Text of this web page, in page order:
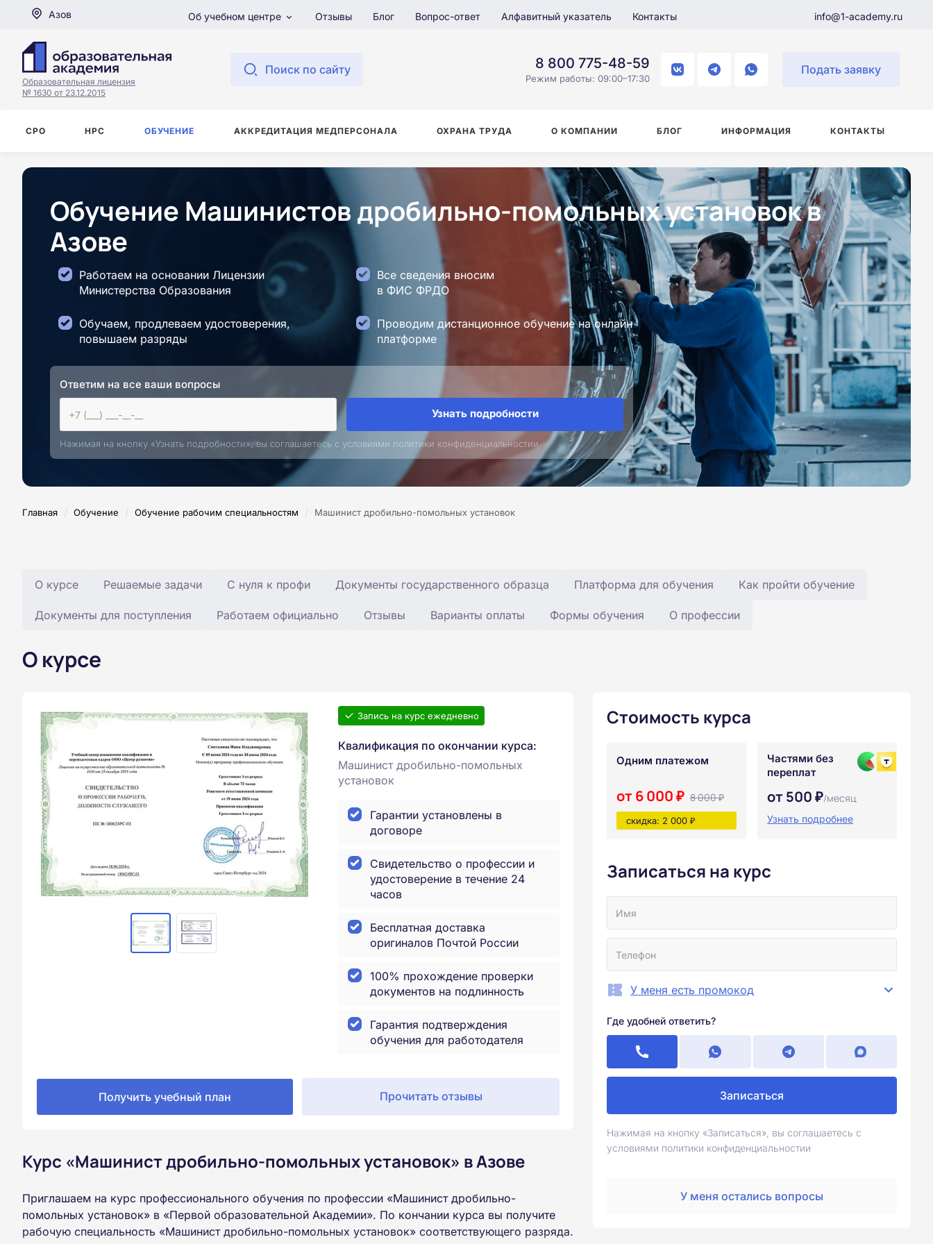
Азов Об учебном центре Отзывы Блог Вопрос-ответ Алфавитный указатель Контакты info@1-academy.ru
Образовательная лицензия
№ 1630 от 23.12.2015
Поиск по сайту 8 800 775-48-59
Режим работы: 09:00–17:30
Подать заявку
СРО НРС ОБУЧЕНИЕ АККРЕДИТАЦИЯ МЕДПЕРСОНАЛА ОХРАНА ТРУДА О КОМПАНИИ БЛОГ ИНФОРМАЦИЯ КОНТАКТЫ
Обучение Машинистов дробильно-помольных установок в
Азове
Работаем на основании Лицензии
Министерства Образования
Все сведения вносим
в ФИС ФРДО
Обучаем, продлеваем удостоверения,
повышаем разряды
Проводим дистанционное обучение на онлайн
платформе
Ответим на все ваши вопросы
Узнать подробности
Нажимая на кнопку «Узнать подробности», вы соглашаетесь с условиями политики конфиденциальностии
Главная / Обучение / Обучение рабочим специальностям / Машинист дробильно-помольных установок
О курсе Решаемые задачи С нуля к профи Документы государственного образца Платформа для обучения Как пройти обучение
Документы для поступления Работаем официально Отзывы Варианты оплаты Формы обучения О профессии
О курсе
Запись на курс ежедневно
Квалификация по окончании курса:
Машинист дробильно-помольных
установок
Гарантии установлены в
договоре
Свидетельство о профессии и
удостоверение в течение 24
часов
Бесплатная доставка
оригиналов Почтой России
100% прохождение проверки
документов на подлинность
Гарантия подтверждения
обучения для работодателя
Получить учебный план Прочитать отзывы
Курс «Машинист дробильно-помольных установок» в Азове
Приглашаем на курс профессионального обучения по профессии «Машинист дробильно-
помольных установок» в «Первой образовательной Академии». По кончании курса вы получите
рабочую специальность «Машинист дробильно-помольных установок» соответствующего разряда.
Стоимость курса
Одним платежом
от 6 000 ₽ 8 000 ₽
скидка: 2 000 ₽
Частями без
переплат
от 500 ₽/месяц
Узнать подробнее
Записаться на курс
У меня есть промокод
Где удобней ответить?
Записаться
Нажимая на кнопку «Записаться», вы соглашаетесь с
условиями политики конфиденциальностии
У меня остались вопросы